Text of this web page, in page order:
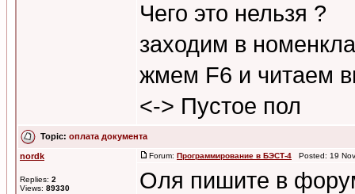
Чего это нельзя ?
заходим в
жмем F6 и читаем
<-> Пустое пол
Topic: оплата документа
nordk
Replies: 2
Views: 89330
Forum: Программирование в БЭСТ-4 Posted: 19
Оля пишите в